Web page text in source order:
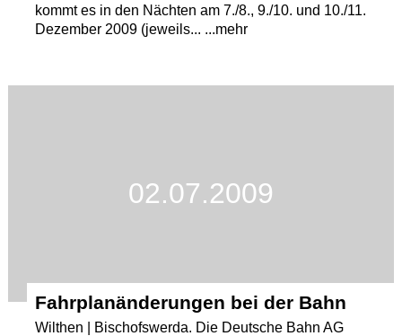
kommt es in den Nächten am 7./8., 9./10. und 10./11.
Dezember 2009 (jeweils... ...mehr
02.07.2009
Fahrplanänderungen bei der Bahn
Wilthen | Bischofswerda. Die Deutsche Bahn AG